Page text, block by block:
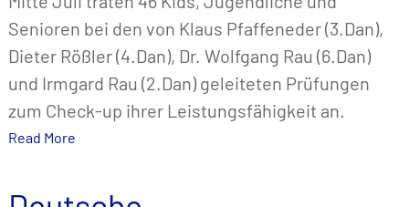
Senioren bei den von Klaus Pfaffeneder (3.Dan),
Dieter Rößler (4.Dan), Dr. Wolfgang Rau (6.Dan)
und Irmgard Rau (2.Dan) geleiteten Prüfungen
zum Check-up ihrer Leistungsfähigkeit an.
Read More